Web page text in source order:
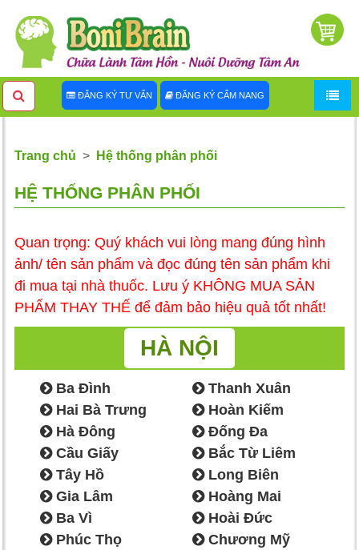
ĐĂNG KÝ TƯ VẤN ĐĂNG KÝ CẨM NANG
Trang chủ Hệ thống phân phối
HỆ THỐNG PHÂN PHỐI
Quan trọng: Quý khách vui lòng mang đúng hình
ảnh/ tên sản phẩm và đọc đúng tên sản phẩm khi
đi mua tại nhà thuốc. Lưu ý KHÔNG MUA SẢN
PHẨM THAY THẾ để đảm bảo hiệu quả tốt nhất!
HÀ NỘI
Ba Đình
Thanh Xuân
Hai Bà Trưng
Hoàn Kiếm
Hà Đông
Đống Đa
Cầu Giấy
Bắc Từ Liêm
Tây Hồ
Long Biên
Gia Lâm
Hoàng Mai
Ba Vì
Hoài Đức
Phúc Thọ
Chương Mỹ